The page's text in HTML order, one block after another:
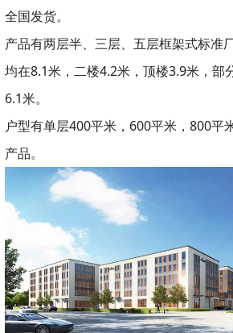
全国发货。
产品有两层半、三层、五层框架式标准
均在8.1米，二楼4.2米，顶楼3.9米，部
6.1米。
户型有单层400平米，600平米，800平
产品。